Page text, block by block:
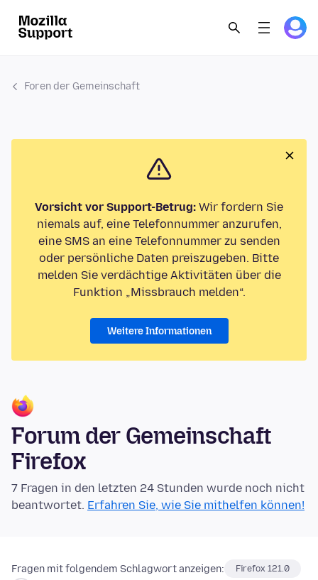
Foren der Gemeinschaft
Vorsicht vor Support-Betrug: Wir fordern Sie
niemals auf, eine Telefonnummer anzurufen,
eine SMS an eine Telefonnummer zu senden
oder persönliche Daten preiszugeben. Bitte
melden Sie verdächtige Aktivitäten über die
Funktion „Missbrauch melden“.
Weitere Informationen
Forum der Gemeinschaft
Firefox
7 Fragen in den letzten 24 Stunden wurde noch nicht
beantwortet. Erfahren Sie, wie Sie mithelfen können!
Fragen mit folgendem Schlagwort anzeigen: Firefox 121.0